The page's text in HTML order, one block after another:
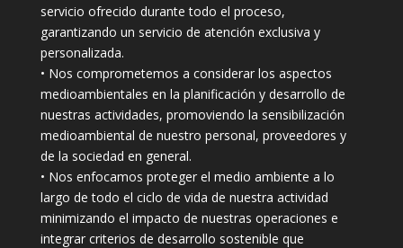
servicio ofrecido durante todo el proceso,
garantizando un servicio de atención exclusiva y
personalizada.
• Nos comprometemos a considerar los aspectos
medioambientales en la planificación y desarrollo de
nuestras actividades, promoviendo la sensibilización
medioambiental de nuestro personal, proveedores y
de la sociedad en general.
• Nos enfocamos proteger el medio ambiente a lo
largo de todo el ciclo de vida de nuestra actividad
minimizando el impacto de nuestras operaciones e
integrar criterios de desarrollo sostenible que